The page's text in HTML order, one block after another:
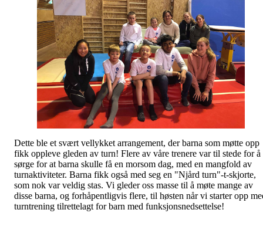
Dette ble et svært vellykket arrangement, der barna som møtte opp
fikk oppleve gleden av turn! Flere av våre trenere var til stede for å
sørge for at barna skulle få en morsom dag, med en mangfold av
turnaktiviteter. Barna fikk også med seg en "Njård turn"-t-skjorte,
som nok var veldig stas. Vi gleder oss masse til å møte mange av
disse barna, og forhåpentligvis flere, til høsten når vi starter opp
turntrening tilrettelagt for barn med funksjonsnedsettelse!